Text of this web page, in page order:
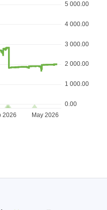
2026 May 2026
0.00
1 000.00
2 000.00
3 000.00
4 000.00
5 000.00